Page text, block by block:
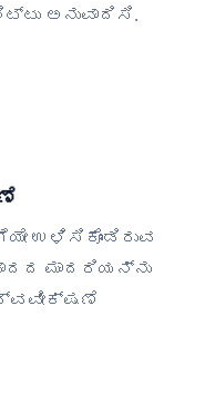
ಅನುವಾದಿಸಿ.
ಉಳಿಸಿಕೊಂಡಿರುವ
ಮಾದರಿಯನ್ನು